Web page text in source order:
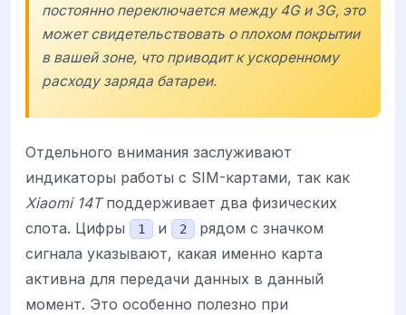
постоянно переключается между 4G и 3G, это
может свидетельствовать о плохом покрытии
в вашей зоне, что приводит к ускоренному
расходу заряда батареи.
Отдельного внимания заслуживают
индикаторы работы с SIM-картами, так как
Xiaomi 14Tподдерживает два физических
слота. Цифры
1 и 2
рядом с значком
сигнала указывают, какая именно карта
активна для передачи данных в данный
момент. Это особенно полезно при